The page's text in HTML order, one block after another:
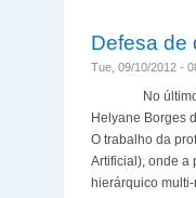
Defesa de
Tue, 09/10/2012 -
No último dia
Helyane Borges
O trabalho da
Artificial), onde a
hierárquico